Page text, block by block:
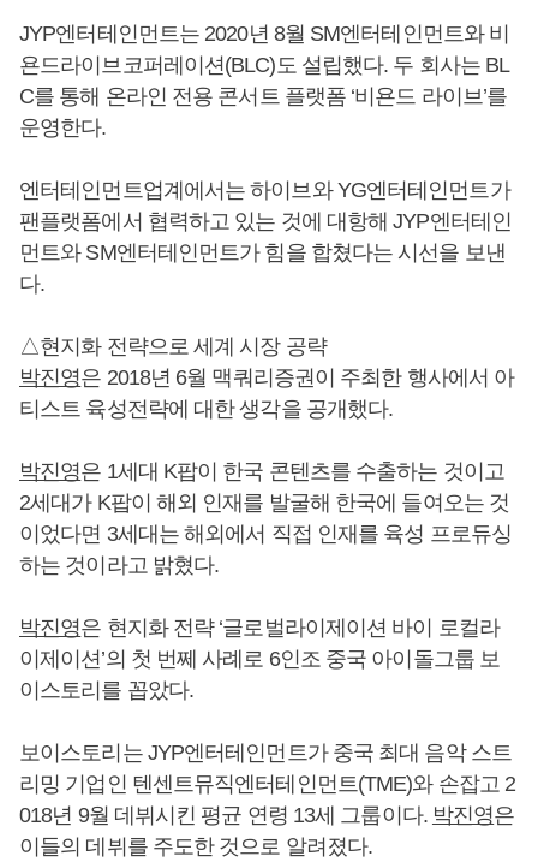
JYP엔터테인먼트는 2020년 8월 SM엔터테인먼트와 비
욘드라이브코퍼레이션(BLC)도 설립했다. 두 회사는 BL
C를 통해 온라인 전용 콘서트 플랫폼 ‘비욘드 라이브’를
운영한다.
엔터테인먼트업계에서는 하이브와 YG엔터테인먼트가
팬플랫폼에서 협력하고 있는 것에 대항해 JYP엔터테인
먼트와 SM엔터테인먼트가 힘을 합쳤다는 시선을 보낸
다.
△현지화 전략으로 세계 시장 공략
박진영은 2018년 6월 맥쿼리증권이 주최한 행사에서 아
티스트 육성전략에 대한 생각을 공개했다.
박진영은 1세대 K팝이 한국 콘텐츠를 수출하는 것이고
2세대가 K팝이 해외 인재를 발굴해 한국에 들여오는 것
이었다면 3세대는 해외에서 직접 인재를 육성 프로듀싱
하는 것이라고 밝혔다.
박진영은 현지화 전략 ‘글로벌라이제이션 바이 로컬라
이제이션’의 첫 번쩨 사례로 6인조 중국 아이돌그룹 보
이스토리를 꼽았다.
보이스토리는 JYP엔터테인먼트가 중국 최대 음악 스트
리밍 기업인 텐센트뮤직엔터테인먼트(TME)와 손잡고 2
018년 9월 데뷔시킨 평균 연령 13세 그룹이다. 박진영은
이들의 데뷔를 주도한 것으로 알려졌다.